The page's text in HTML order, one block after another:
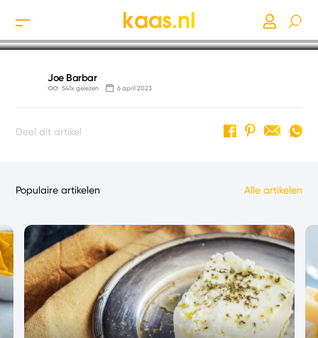
Kazen beoordelen
Joe Barbar
541x gelezen 6 april 2023
Deel dit artikel
Populaire artikelen Alle artikelen